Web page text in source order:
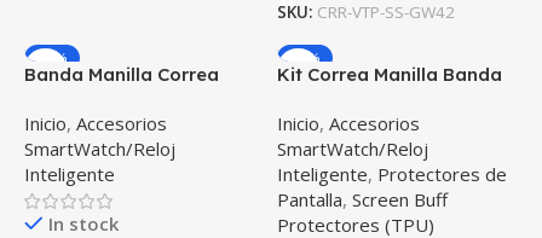
SKU: CRR-VTP-SS-GW42
-18%
Banda Manilla Correa
Amazfit Bip
Inicio, Accesorios
SmartWatch/Reloj
Inteligente
In stock
-19%
Kit Correa Manilla Banda
Xiaomi Amazfit Bip
Inicio, Accesorios
SmartWatch/Reloj
Inteligente, Protectores de
Pantalla, Screen Buff
Protectores (TPU)